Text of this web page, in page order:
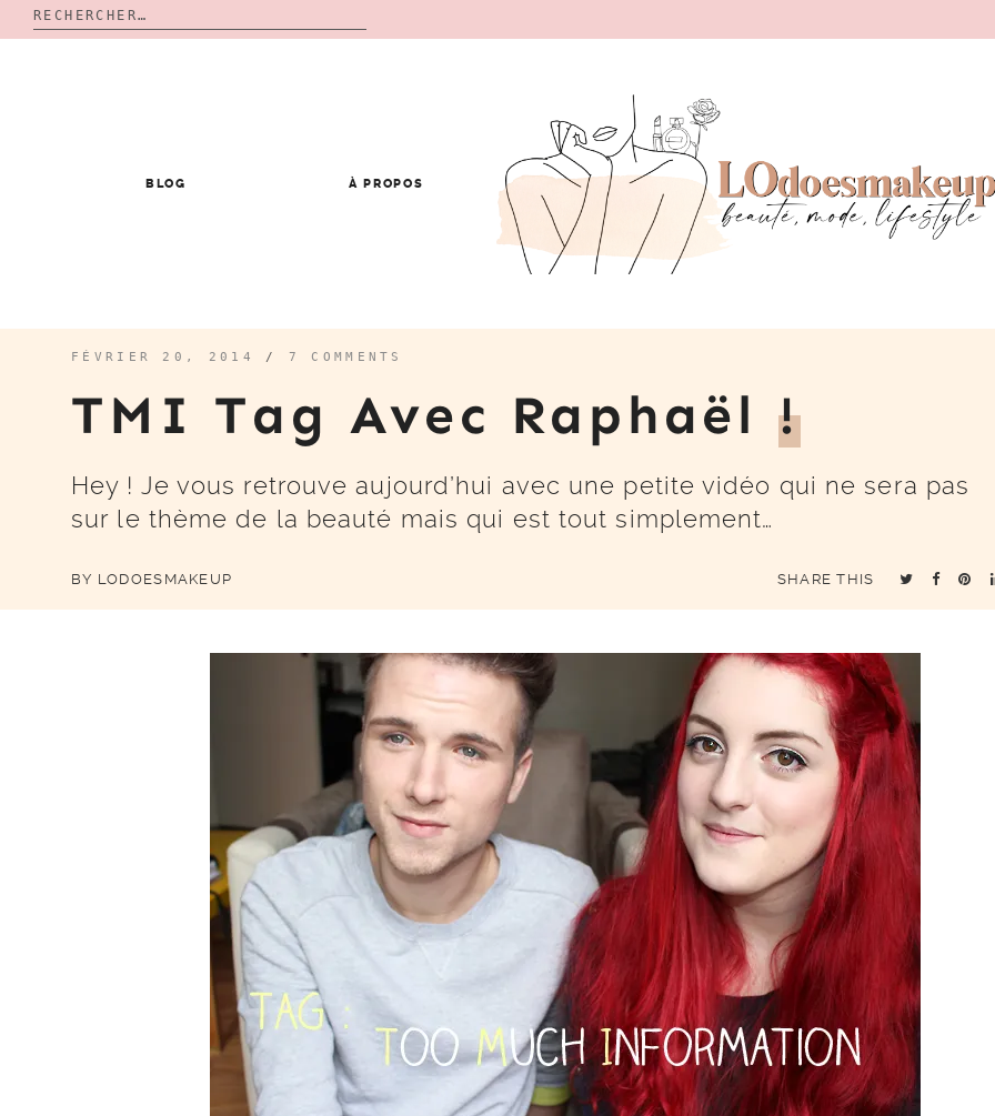
Rechercher :
BLOG À PROPOS
FÉVRIER 20, 2014 / 7 COMMENTS
TMI Tag Avec Raphaël !
Hey ! Je vous retrouve aujourd’hui avec une petite vidéo qui ne sera pas
sur le thème de la beauté mais qui est tout simplement…
BY LODOESMAKEUP SHARE THIS